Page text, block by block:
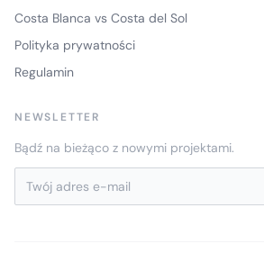
Costa Blanca vs Costa del Sol
Polityka prywatności
Regulamin
NEWSLETTER
Bądź na bieżąco z nowymi projektami.